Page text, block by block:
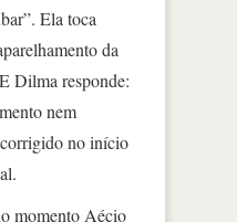
Ela toca
da
Dilma responde:
nem
no início
momento Aécio